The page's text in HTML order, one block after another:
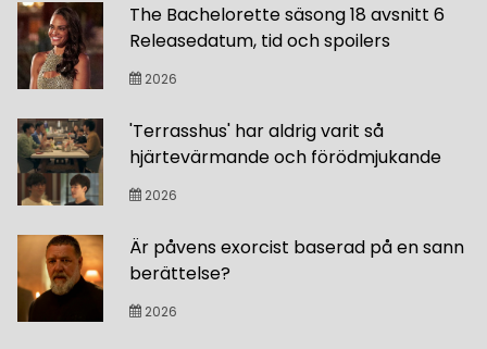
The Bachelorette säsong 18 avsnitt 6
Releasedatum, tid och spoilers
2026
'Terrasshus' har aldrig varit så
hjärtevärmande och förödmjukande
2026
Är påvens exorcist baserad på en sann
berättelse?
2026